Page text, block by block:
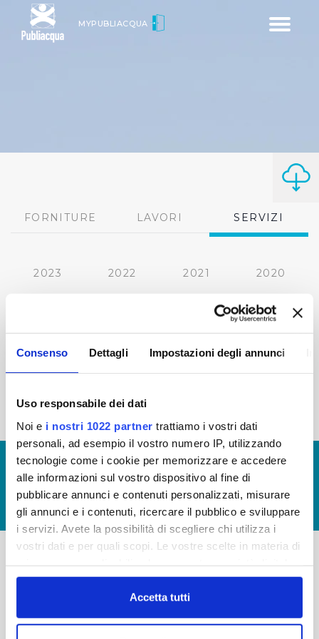
Consenso Dettagli Impostazioni degli annunci
Uso responsabile dei dati
Noi e i nostri 1022 partner trattiamo i vostri dati
personali, ad esempio il vostro numero IP, utilizzando
tecnologie come i cookie per memorizzare e accedere
alle informazioni sul vostro dispositivo al fine di
pubblicare annunci e contenuti personalizzati, misurare
gli annunci e i contenuti, ricercare il pubblico e sviluppare
i servizi. Avete la possibilità di scegliere chi utilizza i
vostri dati e per quali scopi. Le vostre scelte in materia di
in cui avete effettuato le vostre scelte. È possibile
modificare o revocare il proprio consenso in qualsiasi
momento dalla Dichiarazione sui cookie o facendo clic
Accetta tutti
Toggle
MYPUBLIACQUA
FORNITURE LAVORI SERVIZI
2023 2022 2021 2020
2016
2015 2014 2013 2012
2010
© Copyright 2017 - 2026
GLOSSARIO
GIUDICA IL SERVIZIO
LAVORA CON NOI
Via Villamagna 90/c -
-
FAQ
PRIVACY POLICY